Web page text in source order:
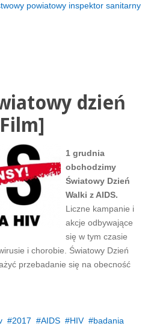
powiatowy inspektor sanitarny
dzień
1 grudnia
obchodzimy
Światowy Dzień
Walki z AIDS.
Liczne kampanie i
akcje odbywające
się w tym czasie
i chorobie. Światowy Dzień
przebadanie się na obecność
2017 AIDS HIV
badania